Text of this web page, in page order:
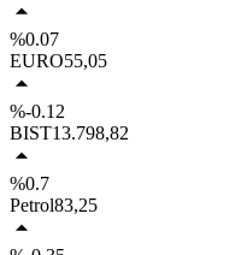
%0.07
EURO55,05
%-0.12
BIST13.798,82
%0.7
Petrol83,25